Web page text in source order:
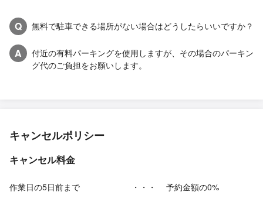
Q 無料で駐車できる場所がない場合はどうしたらいいですか？
A
付近の有料パーキングを使用しますが、その場合のパーキン
グ代のご負担をお願いします。
キャンセルポリシー
キャンセル料金
作業日の5日前まで ・・・
予約金額の0%